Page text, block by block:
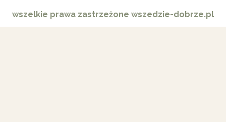
wszelkie prawa zastrzeżone wszedzie-dobrze.pl